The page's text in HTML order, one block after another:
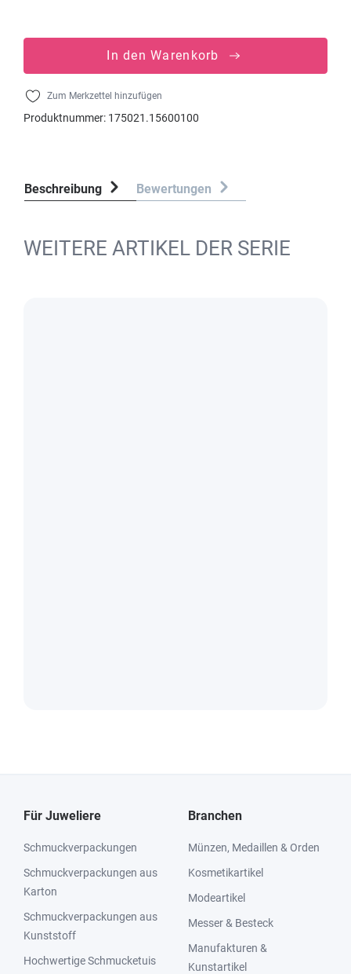
In den Warenkorb
Zum Merkzettel hinzufügen
Produktnummer: 175021.15600100
Beschreibung Bewertungen
WEITERE ARTIKEL DER SERIE
Für Juweliere
Schmuckverpackungen
Schmuckverpackungen aus
Karton
Schmuckverpackungen aus
Kunststoff
Hochwertige Schmucketuis
Branchen
Münzen, Medaillen & Orden
Kosmetikartikel
Modeartikel
Messer & Besteck
Manufakturen &
Kunstartikel